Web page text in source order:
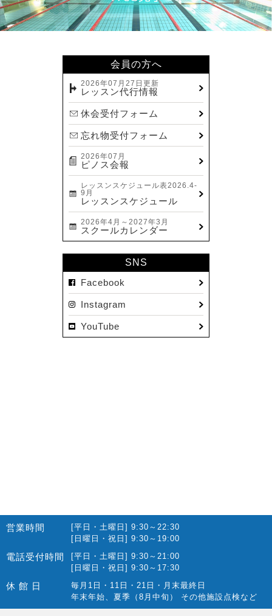
2024.04(20)
2024.03(16)
2023.04(15)
2022.11(16)
2022.01(10)
2021.12(12)
2021.10(22)
2021.09(10)
会員の方へ
2026年07月27日更新
レッスン代行情報
休会受付フォーム
忘れ物受付フォーム
2026年07月
ピノス会報
レッスンスケジュール表2026.4-
9月
レッスンスケジュール
2026年4月～2027年3月
スクールカレンダー
SNS
Facebook
Instagram
YouTube
営業時間
[平日・土曜日] 9:30～22:30
[日曜日・祝日] 9:30～19:00
電話受付時間
[平日・土曜日] 9:30～21:00
[日曜日・祝日] 9:30～17:30
休 館 日
毎月1日・11日・21日・月末最終日
年末年始、夏季（8月中旬） その他施設点検など